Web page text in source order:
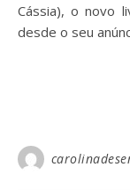
Cássia), o novo
desde o seu